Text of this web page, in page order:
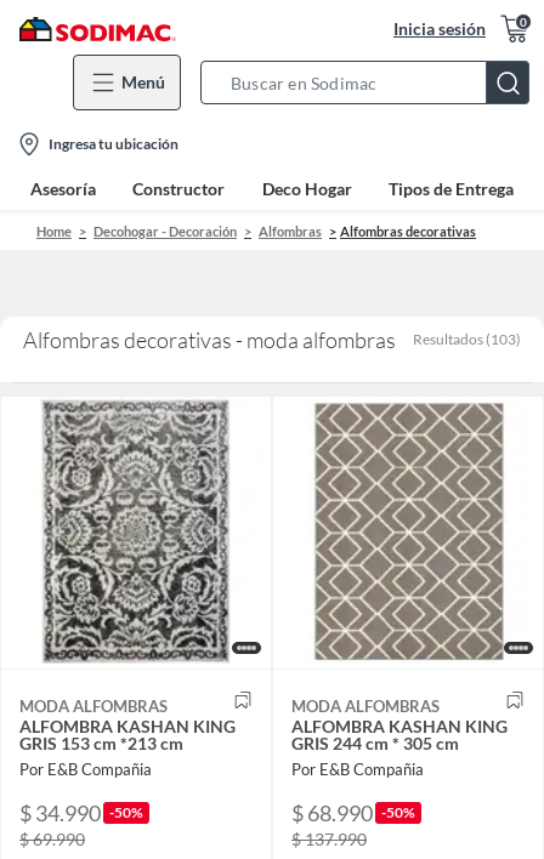
Inicia sesión 0
Menú
Bar
location-
icon
Ingresa tu ubicación
Asesoría Constructor Deco Hogar Tipos de Entrega
Home Decohogar - Decoración Alfombras Alfombras decorativas
Alfombras decorativas - moda alfombras Resultados (103)
MODA ALFOMBRAS
ALFOMBRA KASHAN KING
GRIS 153 cm *213 cm
Por E&B Compañia
$ 34.990 -50%
$ 69.990
MODA ALFOMBRAS
ALFOMBRA KASHAN KING
GRIS 244 cm * 305 cm
Por E&B Compañia
$ 68.990 -50%
$ 137.990